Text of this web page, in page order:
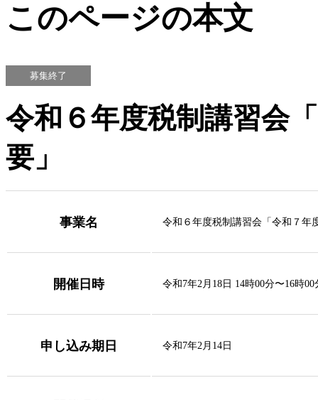
このページの本文
募集終了
令和６年度税制講習会
要」
事業名 令和６年度税制講習会「令和７
開催日時 令和7年2月18日 14時00分〜16時00
申し込み期日 令和7年2月14日